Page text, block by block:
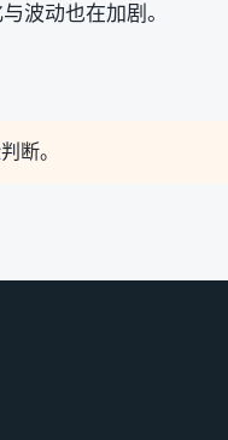
波动也在加剧。
断。